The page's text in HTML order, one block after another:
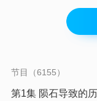
赵子龙真心龙魂附体
曹操杀出敌营，顺手
是不是哪里有些不对
节目（6155）
第1集 陨石导致的